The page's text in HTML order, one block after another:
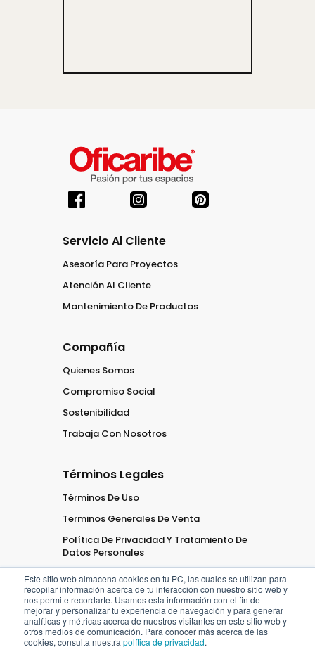
Este sitio web almacena cookies en tu PC, las cuales se utilizan para
recopilar información acerca de tu interacción con nuestro sitio web y
nos permite recordarte. Usamos esta información con el fin de
mejorar y personalizar tu experiencia de navegación y para generar
analíticas y métricas acerca de nuestros visitantes en este sitio web y
otros medios de comunicación. Para conocer más acerca de las
cookies, consulta nuestra política de privacidad.
Servicio Al Cliente
Asesoría Para Proyectos
Atención Al Cliente
Mantenimiento De Productos
Compañía
Quienes Somos
Compromiso Social
Sostenibilidad
Trabaja Con Nosotros
Términos Legales
Términos De Uso
Terminos Generales De Venta
Política De Privacidad Y Tratamiento De
Datos Personales
2026OficaribeTodos los
derechosReservados